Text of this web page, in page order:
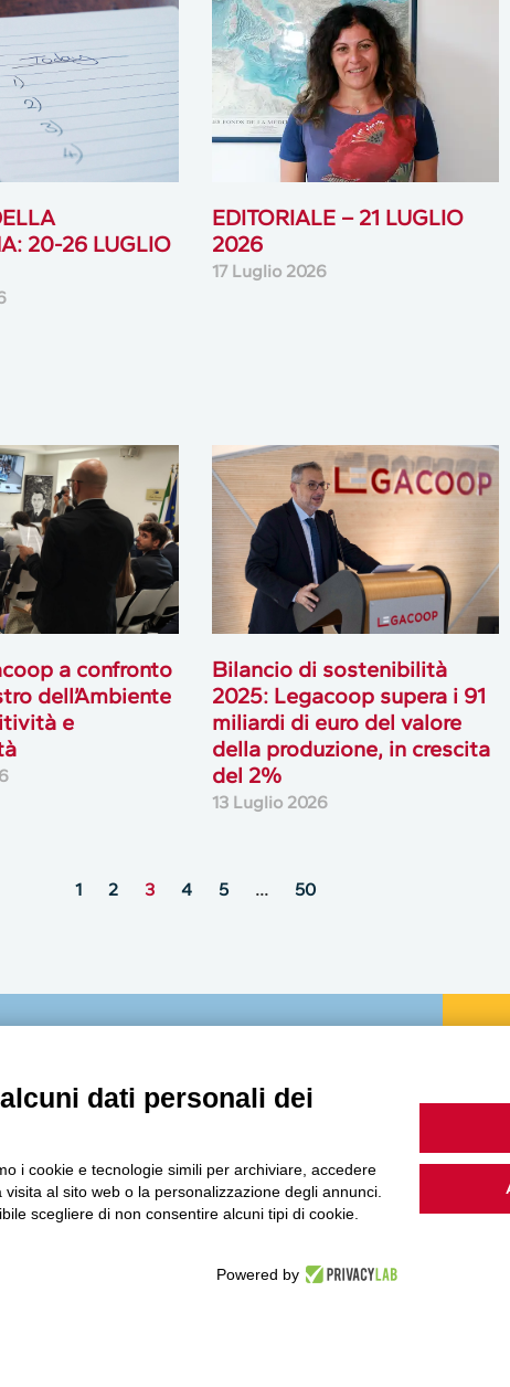
20-26 LUGLIO
EDITORIALE – 21 LUGLIO
2026
17 Luglio 2026
a confronto
dell’Ambiente
e
Bilancio di sostenibilità
2025: Legacoop supera i 91
miliardi di euro del valore
della produzione, in crescita
del 2%
13 Luglio 2026
1 2 3 4 5 … 50
i nostri video, storie e webinar.
dati personali dei
i cookie e tecnologie simili per archiviare, accedere
al sito web o la personalizzazione degli annunci.
scegliere di non consentire alcuni tipi di cookie.
Powered by